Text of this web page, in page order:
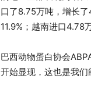
口了8.75万吨，增长
11.9%；越南进口4.78
巴西动物蛋白协会
开始显现，这也是我们